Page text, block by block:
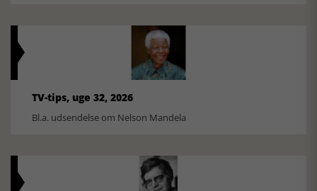
TV-tips, uge 32, 2026
Bl.a. udsendelse om Nelson Mandela